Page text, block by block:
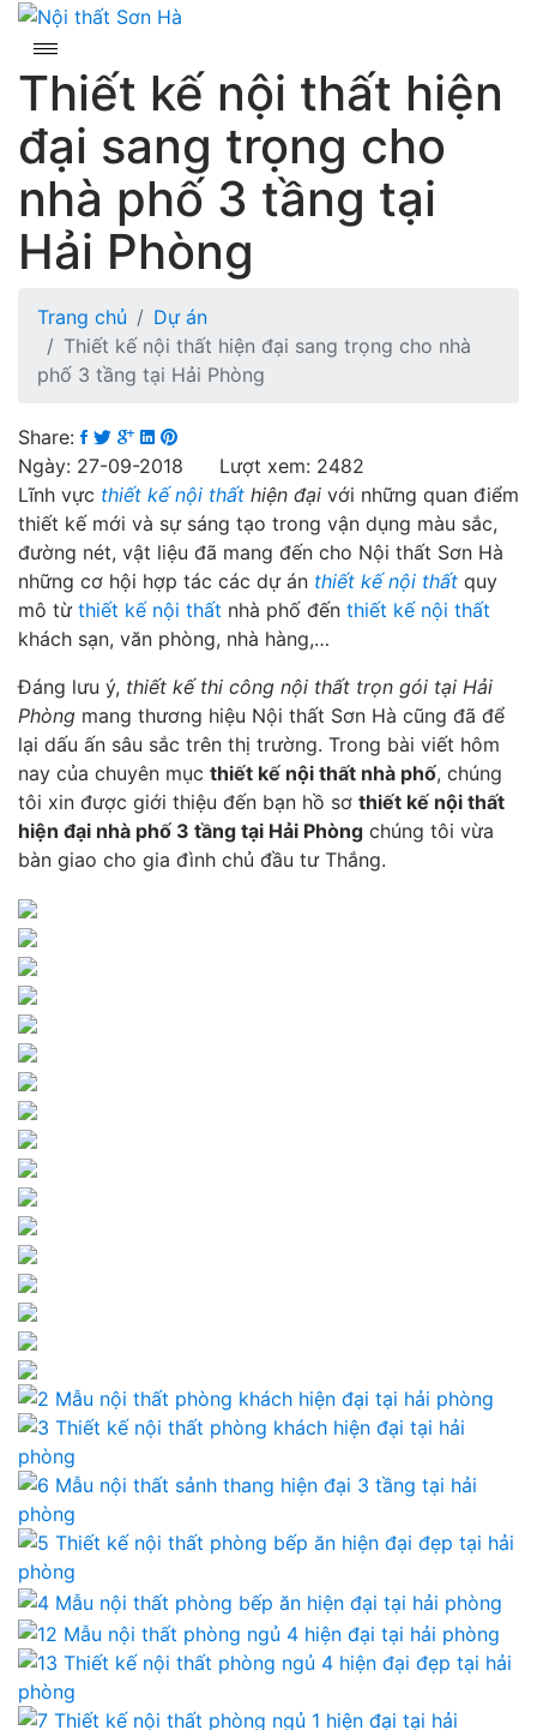
Skip
content
Thiết kế nội thất hiện
đại sang trọng cho
nhà phố 3 tầng tại
Hải Phòng
Trang chủ
Dự án
Thiết kế nội thất hiện đại sang trọng cho nhà
phố 3 tầng tại Hải Phòng
Share:
Ngày: 27-09-2018 Lượt xem: 2482
Lĩnh vực thiết kế nội thất hiện đại với những quan điểm
thiết kế mới và sự sáng tạo trong vận dụng màu sắc,
đường nét, vật liệu đã mang đến cho Nội thất Sơn Hà
những cơ hội hợp tác các dự án thiết kế nội thất quy
mô từ thiết kế nội thất nhà phố đến thiết kế nội thất
khách sạn, văn phòng, nhà hàng,…
Đáng lưu ý, thiết kế thi công nội thất trọn gói tại Hải
Phòng mang thương hiệu Nội thất Sơn Hà cũng đã để
lại dấu ấn sâu sắc trên thị trường. Trong bài viết hôm
nay của chuyên mục thiết kế nội thất nhà phố, chúng
tôi xin được giới thiệu đến bạn hồ sơ thiết kế nội thất
hiện đại nhà phố 3 tầng tại Hải Phòng chúng tôi vừa
bàn giao cho gia đình chủ đầu tư Thắng.